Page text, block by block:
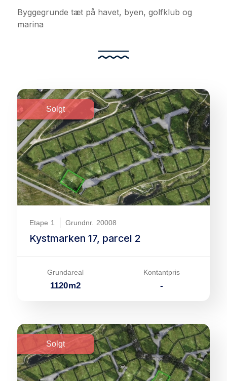
Byggegrunde tæt på havet, byen, golfklub og
marina
Solgt
Etape 1 Grundnr. 20008
Kystmarken 17, parcel 2
Grundareal
1120m2
Kontantpris
-
Solgt